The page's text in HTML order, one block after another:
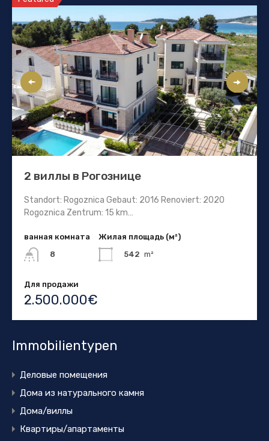
2 виллы в Рогознице
Standort: Rogoznica Gebaut: 2016 Renoviert: 2020
Rogoznica Zentrum: 15 km…
ванная комната
8
Жилая площадь (м²)
542 m²
Для продажи
2.500.000€
Immobilientypen
Деловые помещения
Дома из натурального камня
Дома/виллы
Квартиры/апартаменты